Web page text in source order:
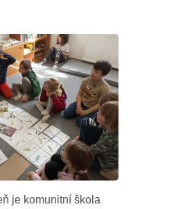
je komunitní škola